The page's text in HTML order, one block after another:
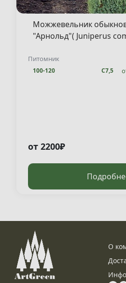
Можжевельник
"Арнольд"( Juniperus
Питомник
100-120 С7,5
от 2200₽
О